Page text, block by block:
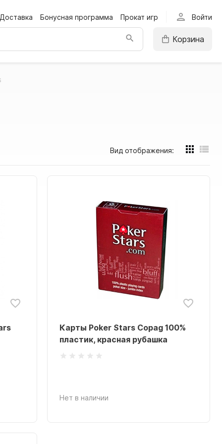
Доставка Бонусная программа Прокат игр person Войти
Корзина
Вид отображения:
Карты Poker Stars Copag 100%
пластик, красная рубашка
Нет в наличии